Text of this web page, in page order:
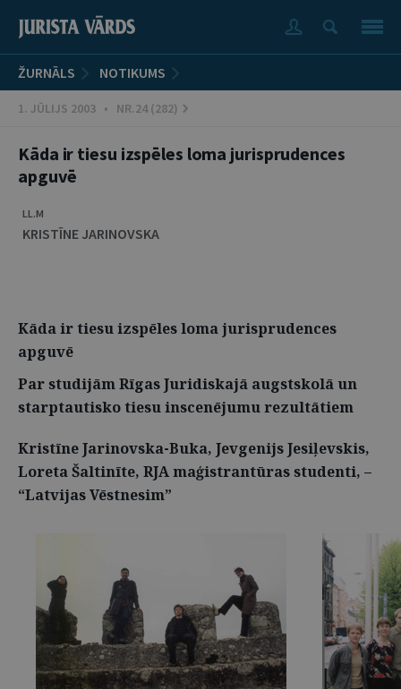
ŽURNĀLS NOTIKUMS
1. JŪLIJS 2003 • NR.24 (282)
Kāda ir tiesu izspēles loma jurisprudences
apguvē
LL.M
KRISTĪNE JARINOVSKA
Kāda ir tiesu izspēles loma jurisprudences
apguvē
Par studijām Rīgas Juridiskajā augstskolā un
starptautisko tiesu inscenējumu rezultātiem
Kristīne Jarinovska-Buka, Jevgenijs Jesiļevskis,
Loreta Šaltinīte, RJA maģistrantūras studenti, –
“Latvijas Vēstnesim”